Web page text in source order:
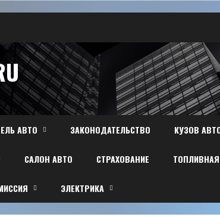
АВТО ЗАКОНОДАТЕЛЬСТВО КУЗОВ
САЛОН АВТО СТРАХОВАНИЕ
ЭЛЕКТРИКА